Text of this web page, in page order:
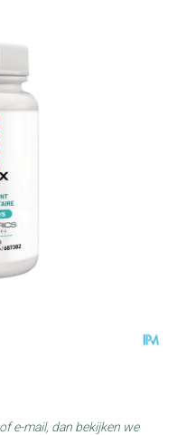
e-mail, dan bekijken we